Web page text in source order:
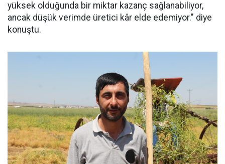
yüksek olduğunda bir miktar kazanç sağlanabiliyor,
ancak düşük verimde üretici kâr elde edemiyor." diye
konuştu.